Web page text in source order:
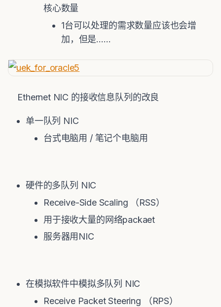
核心数量
1台可以处理的需求数量应该也会增
加，但是……
Ethernet NIC 的接收信息队列的改良
单一队列 NIC
台式电脑用 / 笔记个电脑用
硬件的多队列 NIC
Receive-Side Scaling （RSS）
用于接收大量的网络packaet
服务器用NIC
在模拟软件中模拟多队列 NIC
Receive Packet Steering （RPS）